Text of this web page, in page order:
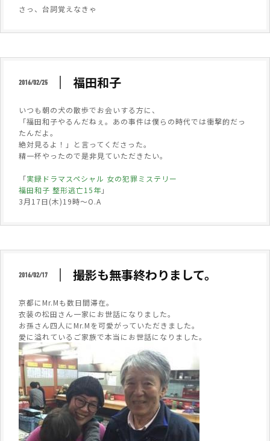
さっ、台詞覚えなきゃ
2016/02/25 福田和子
いつも朝の犬の散歩でお会いする方に、
「福田和子やるんだねぇ。あの事件は僕らの時代では衝撃的だっ
たんだよ。
絶対見るよ！」と言ってくださった。
精一杯やったので是非見ていただきたい。
「実録ドラマスペシャル 女の犯罪ミステリー
福田和子 整形逃亡15年」
3月17日(木)19時～O.A
2016/02/17 撮影も無事終わりまして。
京都にMr.Mも数日間滞在。
衣装の松田さん一家にお世話になりました。
お孫さん四人にMr.Mを可愛がっていただきました。
愛に溢れているご家族で本当にお世話になりました。